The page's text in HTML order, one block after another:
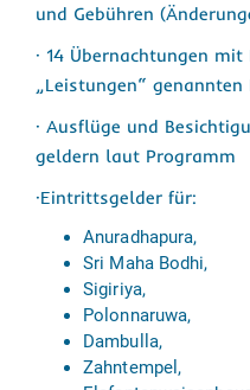
und Gebühren
· 14 Übernachtungen
„Leistungen“
· Ausflüge und
geldern laut Programm
·Eintrittsgelder für:
Anuradhapura,
Sri Maha Bodhi,
Sigiriya,
Polonnaruwa,
Dambulla,
Zahntempel,